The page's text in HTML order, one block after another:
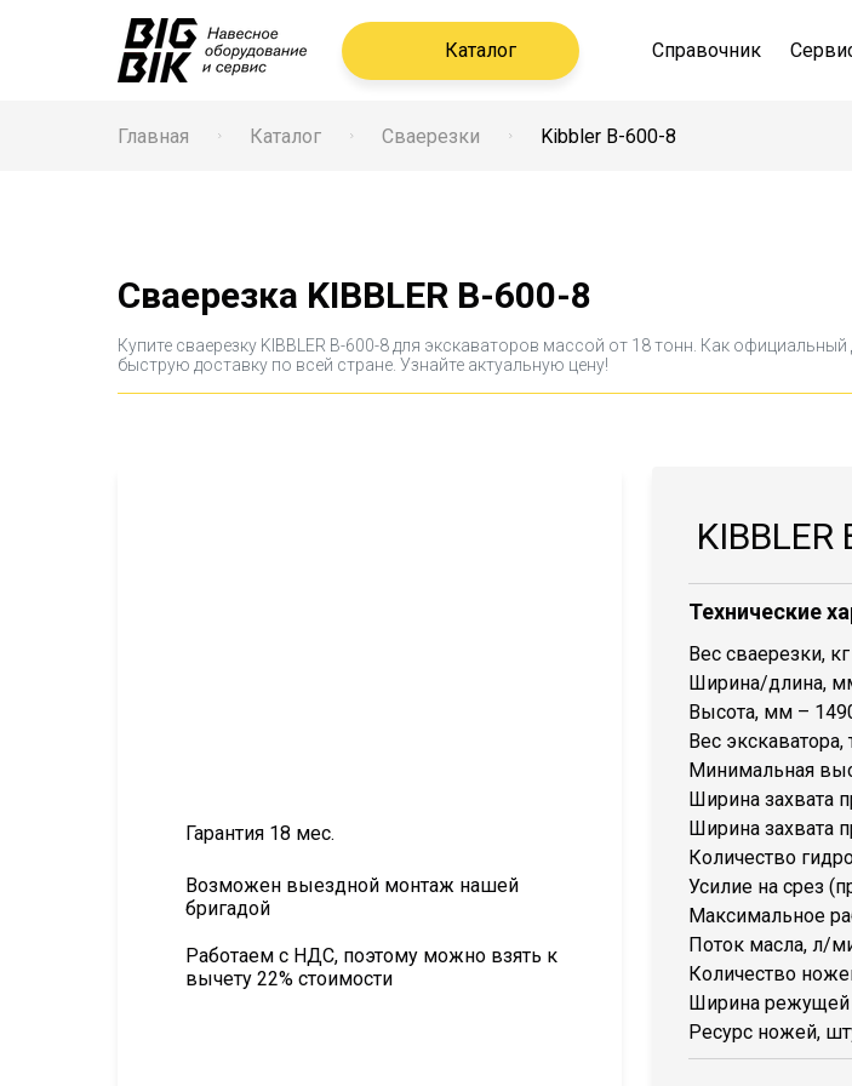
Каталог Справочник
Главная Каталог Сваерезки Kibbler B-600-8
Сваерезка KIBBLER B-600-8
Купите сваерезку KIBBLER B-600-8 для экскаваторов массой от 18 тонн. Как
быструю доставку по всей стране. Узнайте актуальную цену!
Гарантия 18 мес.
Возможен выездной монтаж нашей
бригадой
Работаем с НДС, поэтому можно взять к
вычету 22% стоимости
KIBBLER
Технические
Вес сваерезки,
Ширина/длина,
Высота, мм –
Вес экскаватора,
Минимальная
Ширина захвата
Ширина захвата
Количество
Усилие на срез
Максимальное
Поток масла, л/
Количество
Ширина
Ресурс ножей,